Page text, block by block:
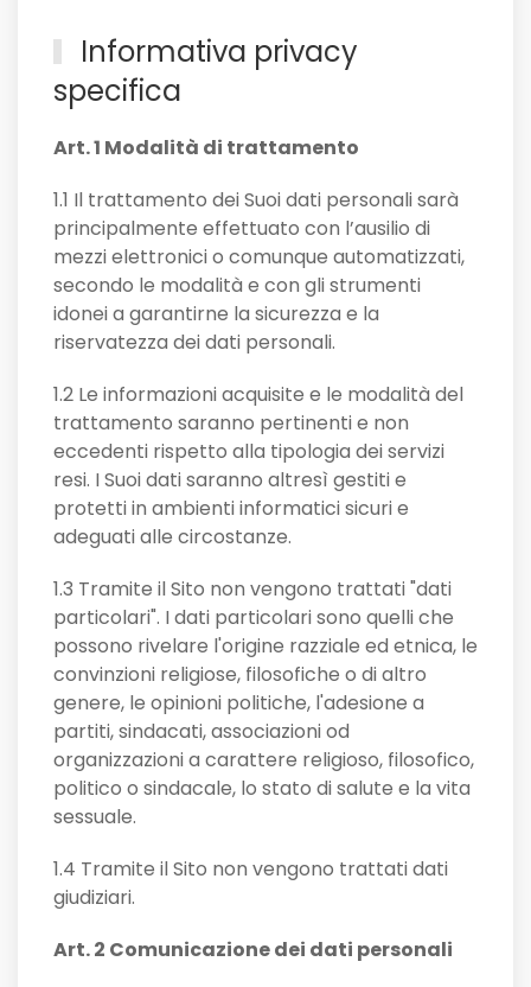
Informativa privacy
specifica
Art. 1 Modalità di trattamento
1.1 Il trattamento dei Suoi dati personali sarà
principalmente effettuato con l’ausilio di
mezzi elettronici o comunque automatizzati,
secondo le modalità e con gli strumenti
idonei a garantirne la sicurezza e la
riservatezza dei dati personali.
1.2 Le informazioni acquisite e le modalità del
trattamento saranno pertinenti e non
eccedenti rispetto alla tipologia dei servizi
resi. I Suoi dati saranno altresì gestiti e
protetti in ambienti informatici sicuri e
adeguati alle circostanze.
1.3 Tramite il Sito non vengono trattati "dati
particolari". I dati particolari sono quelli che
possono rivelare l'origine razziale ed etnica, le
convinzioni religiose, filosofiche o di altro
genere, le opinioni politiche, l'adesione a
partiti, sindacati, associazioni od
organizzazioni a carattere religioso, filosofico,
politico o sindacale, lo stato di salute e la vita
sessuale.
1.4 Tramite il Sito non vengono trattati dati
giudiziari.
Art. 2 Comunicazione dei dati personali